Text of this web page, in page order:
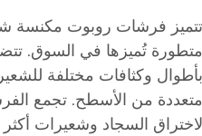
تتميز فرشات روبوت مكنسة
متطورة تُميزها في السوق.
بأطوال وكثافات مختلفة
متعددة من الأسطح. تجمع
لاختراق السجاد وشعيرات